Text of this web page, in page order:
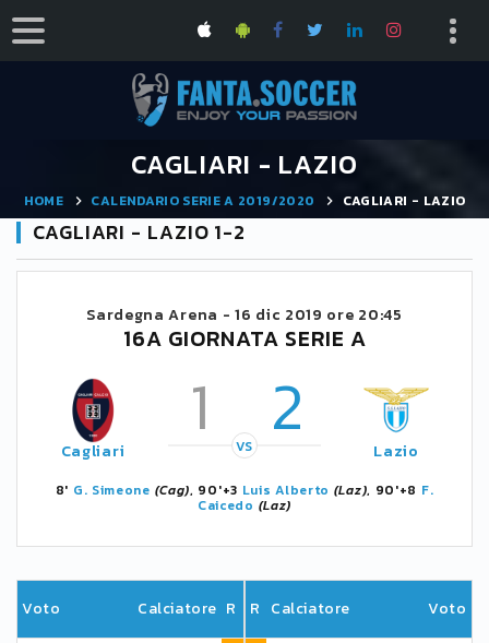
CAGLIARI - LAZIO
HOME CALENDARIO SERIE A 2019/2020 CAGLIARI - LAZIO
CAGLIARI - LAZIO 1-2
Sardegna Arena -16 dic 2019 ore 20:45
16A GIORNATA SERIE A
Cagliari 1 2
VS Lazio
8' G. Simeone (Cag), 90'+3 Luis Alberto (Laz), 90'+8 F.
Caicedo (Laz)
Voto Calciatore R R Calciatore Voto